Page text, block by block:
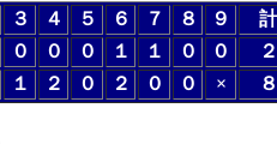
３ ４ ５ ６ ７ ８ ９
計
０ ０ ０ １ １ ０ ０
２
１ ２ ０ ２ ０ ０ × ８